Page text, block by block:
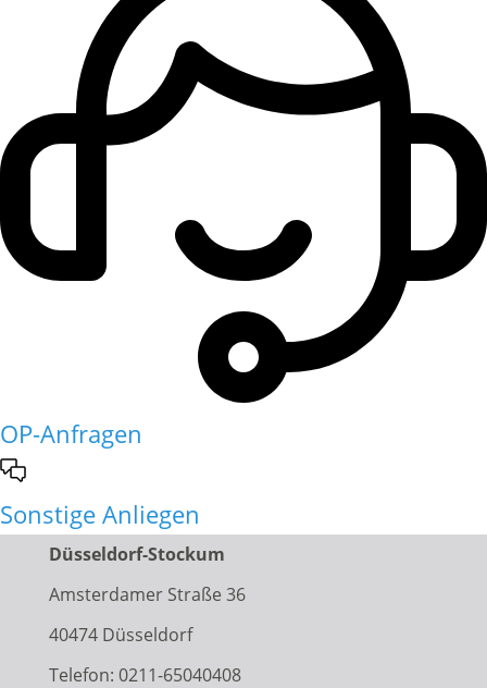
OP-Anfragen
Sonstige Anliegen
Düsseldorf-Stockum
Amsterdamer Straße 36
40474 Düsseldorf
Telefon: 0211-65040408